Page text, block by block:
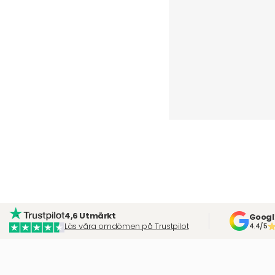
4,6 Utmärkt
Läs våra omdömen på Trustpilot
4.4/5